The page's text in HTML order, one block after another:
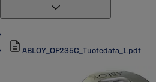
ABLOY_OF235C_Tuotedata_1.pdf